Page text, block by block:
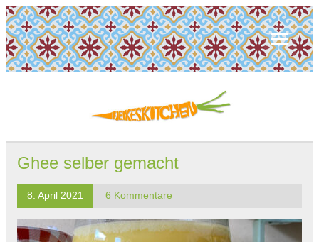
Ghee selber gemacht
8. April 2021 6 Kommentare